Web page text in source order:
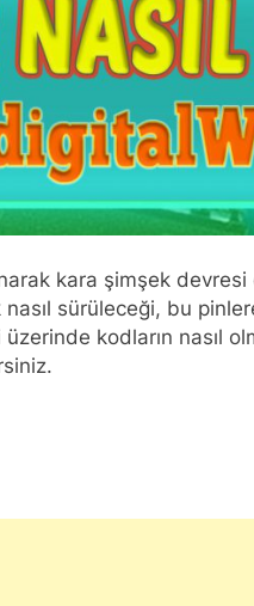
kara şimşek
sürüleceği, bu
kodların nasıl